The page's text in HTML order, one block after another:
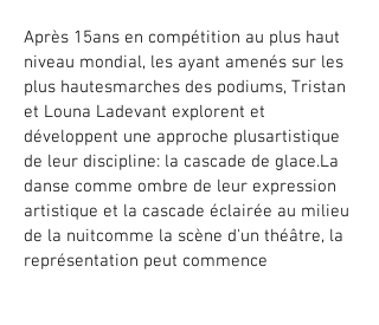
Après 15ans en compétition au plus haut
niveau mondial, les ayant amenés sur les
plus hautesmarches des podiums, Tristan
et Louna Ladevant explorent et
développent une approche plusartistique
de leur discipline: la cascade de glace.La
danse comme ombre de leur expression
artistique et la cascade éclairée au milieu
de la nuitcomme la scène d'un théâtre, la
représentation peut commence